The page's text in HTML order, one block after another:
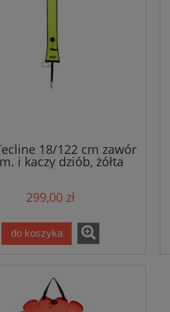
18/122 cm zawór
i kaczy dziób, żółta
299,00 zł
do koszyka